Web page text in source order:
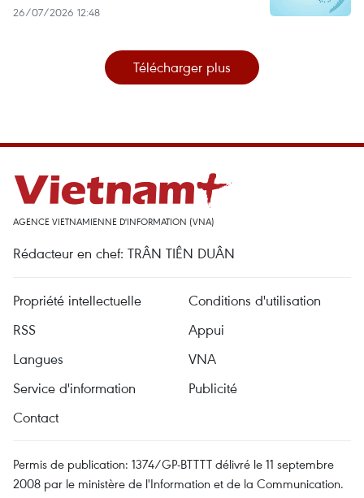
26/07/2026 12:48
Télécharger plus
AGENCE VIETNAMIENNE D'INFORMATION (VNA)
Rédacteur en chef: TRÂN TIÊN DUÂN
Propriété intellectuelle
Conditions d'utilisation
RSS
Appui
Langues
VNA
Service d'information
Publicité
Contact
Permis de publication: 1374/GP-BTTTT délivré le 11 septembre
2008 par le ministère de l'Information et de la Communication.